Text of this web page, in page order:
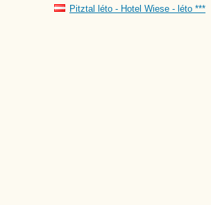
Pitztal léto - Hotel Wiese - léto ***